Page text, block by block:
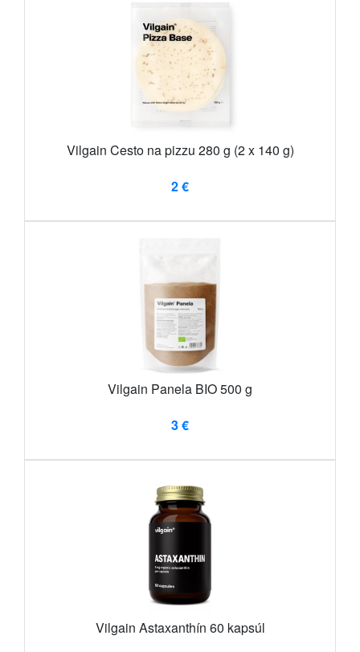
Vilgain Cesto na pizzu 280 g (2 x 140 g)
2 €
Vilgain Panela BIO 500 g
3 €
Vilgain Astaxanthín 60 kapsúl